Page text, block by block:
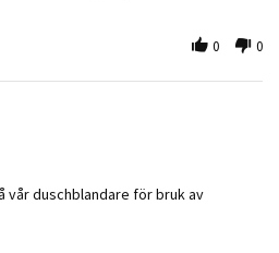
0 0
duschblandare för bruk av